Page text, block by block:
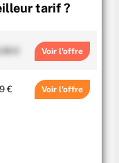
tarif ?
€ Voir
€ Voir